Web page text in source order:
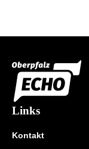
Links
Kontakt